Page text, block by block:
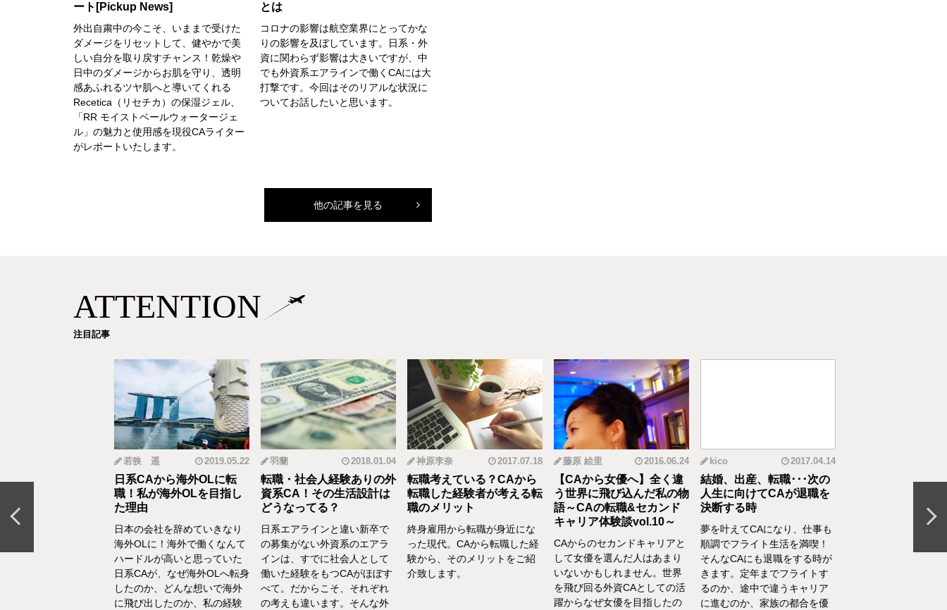
ート
外出自粛中の今こそ、いままで受けた
ダメージをリセットして、健やかで美
しい自分を取り戻すチャンス！乾燥や
日中のダメージからお肌を守り、透明
感あふれるツヤ肌へと導いてくれる
Recetica（リセチカ）の保湿ジェル、
「RR モイストベールウォータージェ
ル」の魅力と使用感を現役CAライター
がレポートいたします。
とは
コロナの影響は航空業界にとってかな
りの影響を及ぼしています。日系・外
資に関わらず影響は大きいですが、中
でも外資系エアラインで働くCAには大
打撃です。今回はそのリアルな状況に
ついてお話したいと思います。
他の記事を見る
ATTENTION
注目記事
ら野菜ソムリエ
の転職＆セカン
ア体験談vol.13～
若狭 遥 2019.05.22
日系CAから海外OLに転
職！私が海外OLを目指し
た理由
日本の会社を辞めていきなり
海外OLに！海外で働くなんて
ハードルが高いと思っていた
日系CAが、なぜ海外OLへ転身
したのか、どんな想いで海外
に飛び出したのか、私の経験
羽蘭 2018.01.04
転職・社会人経験ありの外
資系CA！その生活設計は
どうなってる？
日系エアラインと違い新卒で
の募集がない外資系のエアラ
インは、すでに社会人として
働いた経験をもつCAがほぼす
べて。だからこそ、それぞれ
の考えも違います。そんな外
神原李奈 2017.07.18
転職考えている？CAから
転職した経験者が考える転
職のメリット
終身雇用から転職が身近にな
った現代。CAから転職した経
験から、そのメリットをご紹
介致します。
藤原 絵里 2016.06.24
【CAから女優へ】全く違
う世界に飛び込んだ私の物
語～CAの転職&セカンド
キャリア体験談vol.10～
CAからのセカンドキャリアと
して女優を選んだ人はあまり
いないかもしれません。世界
を飛び回る外資CAとしての活
躍からなぜ女優を目指したの
kico 2017.04.14
結婚、出産、転職･･･次の
人生に向けてCAが退職を
決断する時
夢を叶えてCAになり、仕事も
順調でフライト生活を満喫！
そんなCAにも退職をする時が
きます。定年までフライトす
るのか、途中で違うキャリア
に進むのか、家族の都合を優
元CAの育児論！離
間を持ちたいをCA